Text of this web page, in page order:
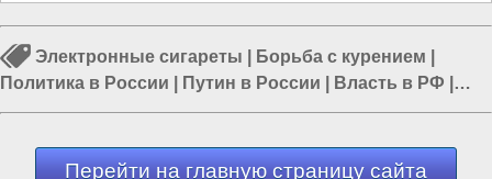
Электронные сигареты Борьба с курением
Политика в России
Путин в России Власть в РФ
Россия и Запад|Наука в России
Перейти на главную страницу сайта